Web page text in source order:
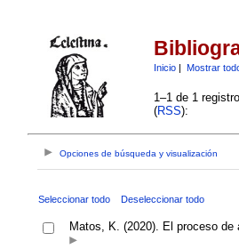
Inicio| Mostrar
1–1 de 1
(RSS):
Opciones de búsqueda y visualización
Seleccionar todo Deseleccionar todo
Matos, K. (2020). El proceso